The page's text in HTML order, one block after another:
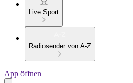
Live Sport
Radiosender von A-Z
App öffnen